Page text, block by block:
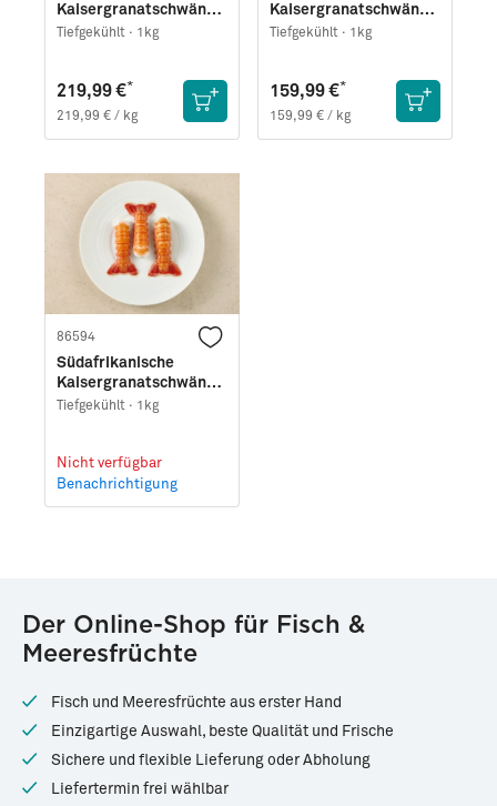
Kaisergranatschwänze
· Größe XL
Tiefgekühlt · 1kg
219,99 €*
219,99 € / kg
Kaisergranatschwänze
· Größe M
Tiefgekühlt · 1kg
159,99 €*
159,99 € / kg
86594
Südafrikanische
Kaisergranatschwänze
· Größe XXL
Tiefgekühlt · 1kg
Nicht verfügbar
Benachrichtigung
Der Online-Shop für Fisch &
Meeresfrüchte
Fisch und Meeresfrüchte aus erster Hand
Einzigartige Auswahl, beste Qualität und Frische
Sichere und flexible Lieferung oder Abholung
Liefertermin frei wählbar